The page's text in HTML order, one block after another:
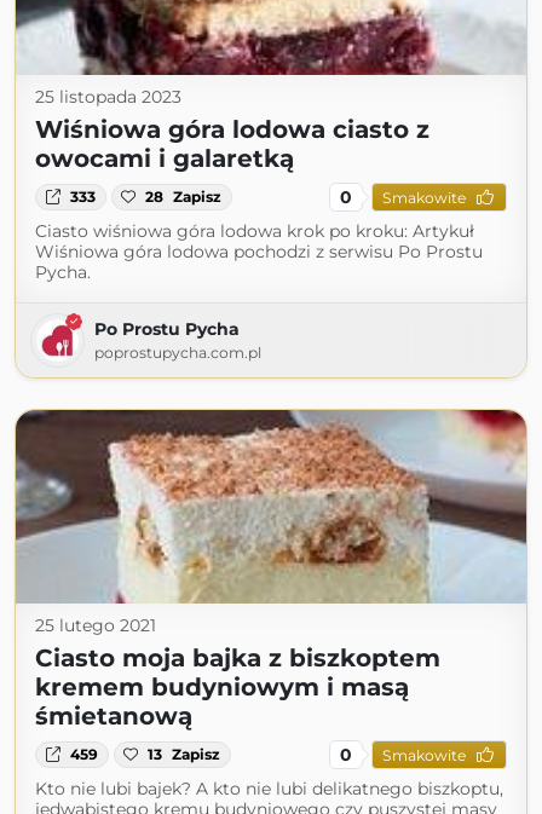
25 listopada 2023
Wiśniowa góra lodowa ciasto z
owocami i galaretką
333 28 Zapisz 0 Smakowite
Ciasto wiśniowa góra lodowa krok po kroku: Artykuł
Wiśniowa góra lodowa pochodzi z serwisu Po Prostu
Pycha.
Po Prostu Pycha
poprostupycha.com.pl
25 lutego 2021
Ciasto moja bajka z biszkoptem
kremem budyniowym i masą
śmietanową
459 13 Zapisz 0 Smakowite
Kto nie lubi bajek? A kto nie lubi delikatnego biszkoptu,
jedwabistego kremu budyniowego czy puszystej masy